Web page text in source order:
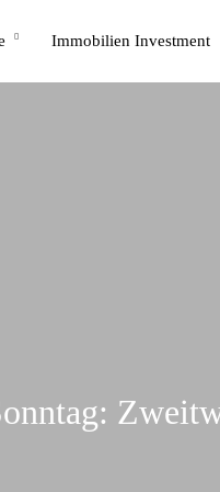
Immobilien Investment